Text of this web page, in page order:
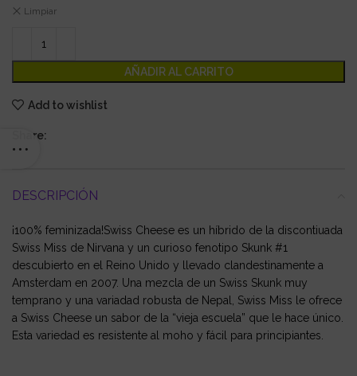
Limpiar
AÑADIR AL CARRITO
Add to wishlist
Share:
DESCRIPCIÓN
¡100% feminizada!Swiss Cheese es un híbrido de la discontiuada
Swiss Miss de Nirvana y un curioso fenotipo Skunk #1
descubierto en el Reino Unido y llevado clandestinamente a
Amsterdam en 2007. Una mezcla de un Swiss Skunk muy
temprano y una variadad robusta de Nepal, Swiss Miss le ofrece
a Swiss Cheese un sabor de la “vieja escuela” que le hace único.
Esta variedad es resistente al moho y fácil para principiantes.